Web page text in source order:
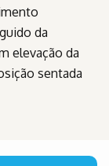
da
elevação da
sentada